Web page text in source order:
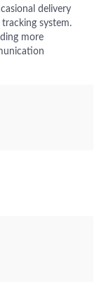
delivery
system.
more